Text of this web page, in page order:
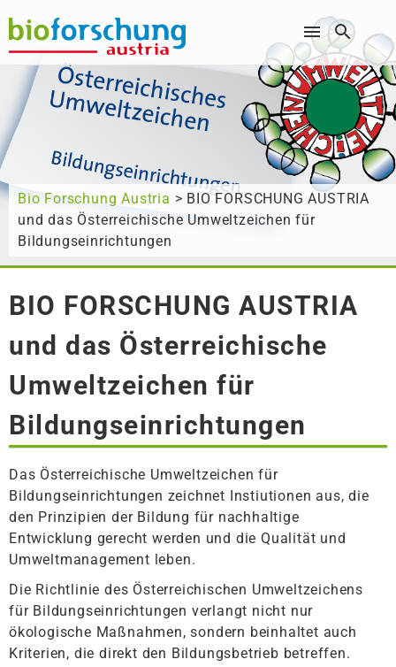
Wonach suchen Sie?
Bio Forschung Austria > BIO FORSCHUNG AUSTRIA
und das Österreichische Umweltzeichen für
Bildungseinrichtungen
BIO FORSCHUNG AUSTRIA
und das Österreichische
Umweltzeichen für
Bildungseinrichtungen
Das Österreichische Umweltzeichen für
Bildungseinrichtungen zeichnet Instiutionen aus, die
den Prinzipien der Bildung für nachhaltige
Entwicklung gerecht werden und die Qualität und
Umweltmanagement leben.
Die Richtlinie des Österreichischen Umweltzeichens
für Bildungseinrichtungen verlangt nicht nur
ökologische Maßnahmen, sondern beinhaltet auch
Kriterien, die direkt den Bildungsbetrieb betreffen.